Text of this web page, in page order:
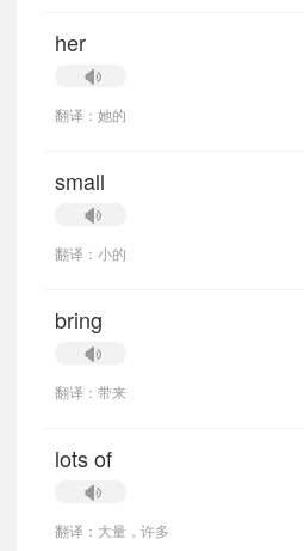
her
翻译：她的
small
翻译：小的
bring
翻译：带来
lots of
翻译：大量，许多